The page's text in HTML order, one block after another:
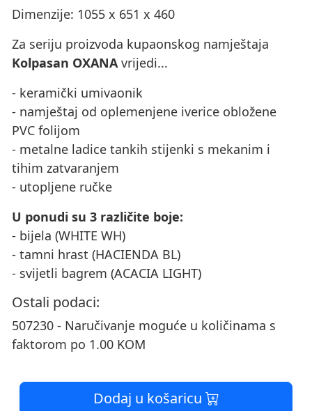
Dimenzije: 1055 x 651 x 460
Za seriju proizvoda kupaonskog namještaja
Kolpasan OXANAvrijedi...
- keramički umivaonik
- namještaj od oplemenjene iverice obložene
PVC folijom
- metalne ladice tankih stijenki s mekanim i
tihim zatvaranjem
- utopljene ručke
U ponudi su 3 različite boje:
- bijela (WHITE WH)
- tamni hrast (HACIENDA BL)
- svijetli bagrem (ACACIA LIGHT)
Ostali podaci:
507230 - Naručivanje moguće u količinama s
faktorom po 1.00 KOM
Dodaj u košaricu